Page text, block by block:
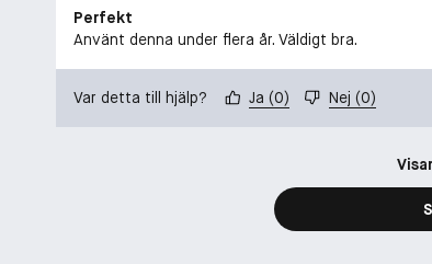
Perfekt
Använt denna under flera år. Väldigt bra.
Var detta till hjälp? Ja (0) Nej (0)